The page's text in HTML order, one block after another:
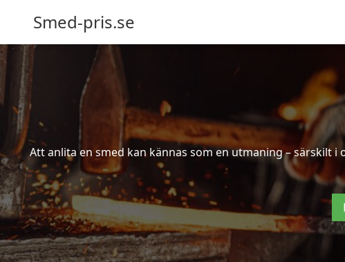
Smed-pris.se
Att anlita en smed kan kännas som en utmaning – särskilt